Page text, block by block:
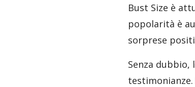
Bust Size è
popolarità è
sorprese
Senza